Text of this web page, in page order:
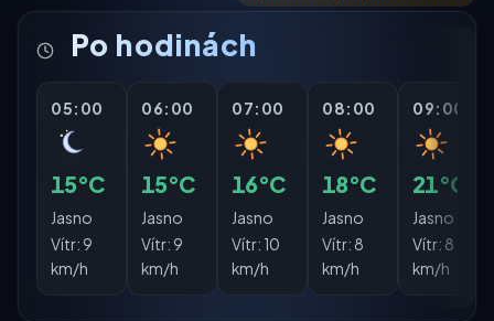
Po hodinách
05:00
15°C
Jasno
Vítr: 9
km/h
06:00
15°C
Jasno
Vítr: 9
km/h
07:00
16°C
Jasno
Vítr: 10
km/h
08:00
18°C
Jasno
Vítr: 8
km/h
09:00
21°C
Jasno
Vítr: 8
km/h